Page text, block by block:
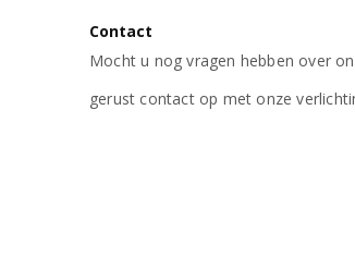
Contact
Mocht u nog vragen hebben over
gerust contact op met onze